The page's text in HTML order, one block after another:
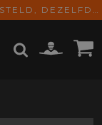
OP ONZE WERKDAGEN VOOR 15:00 BESTELD, DEZELFDE DAG VERZONDEN! GRATIS VERZENDING VANAF € 65,-